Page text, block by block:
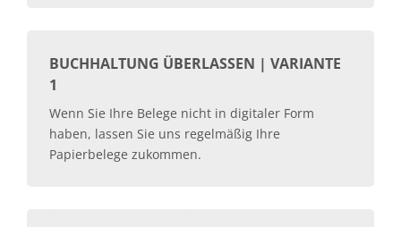
BUCHHALTUNG ÜBERLASSEN | VARIANTE
1
Wenn Sie Ihre Belege nicht in digitaler Form
haben, lassen Sie uns regelmäßig Ihre
Papierbelege zukommen.